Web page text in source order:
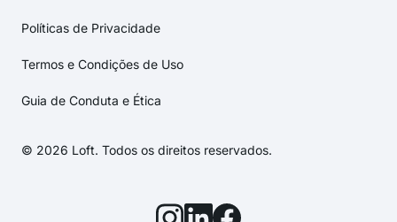
Políticas de Privacidade
Termos e Condições de Uso
Guia de Conduta e Ética
© 2026 Loft. Todos os direitos reservados.